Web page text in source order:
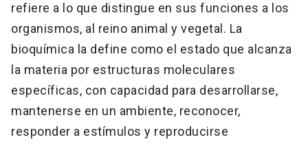
refiere a lo que distingue en sus funciones a los
organismos, al reino animal y vegetal. La
bioquímica la define como el estado que alcanza
la materia por estructuras moleculares
específicas, con capacidad para desarrollarse,
mantenerse en un ambiente, reconocer,
responder a estímulos y reproducirse